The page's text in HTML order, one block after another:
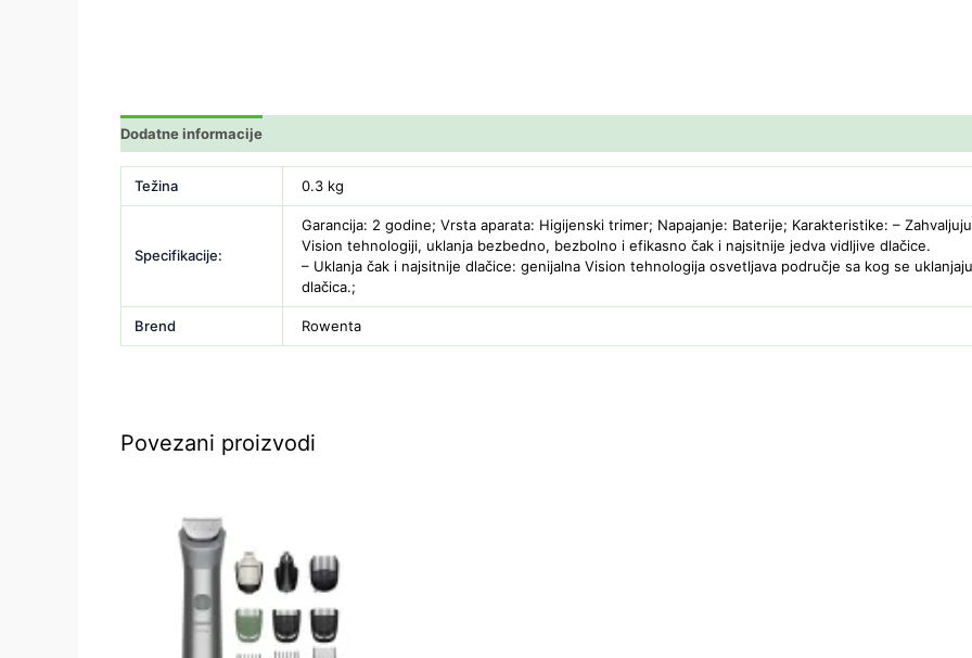
Dodatne informacije
Težina 0.3 kg
Specifikacije:
Garancija: 2 godine; Vrsta aparata: Higijenski trimer; Napajanje: Baterije; Karakteristike: –
Vision tehnologiji, uklanja bezbedno, bezbolno i efikasno čak i najsitnije jedva vidljive dlačice.
– Uklanja čak i najsitnije dlačice: genijalna Vision tehnologija osvetljava područje sa kog se
dlačica.;
Brend Rowenta
Povezani proizvodi